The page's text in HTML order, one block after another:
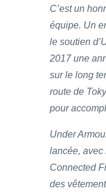
C’est un
équipe. Un
le soutien
2017 une
sur le long
route de
pour
Under
lancée, avec
Connected
des